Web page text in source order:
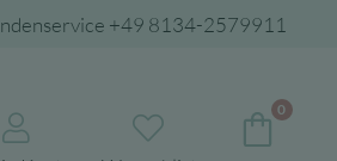
+49 8134-2579911
0